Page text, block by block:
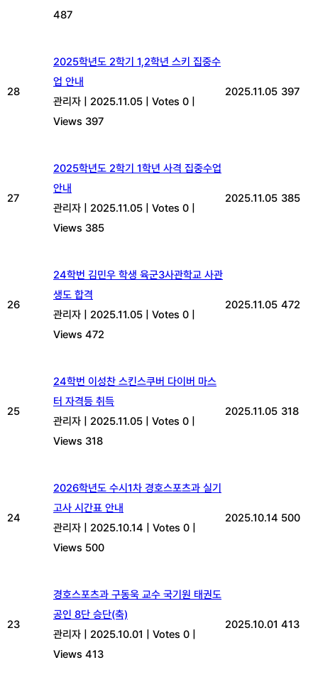
487
28
2025학년도 2학기 1,2학년 스키 집중수
업 안내
관리자
2025.11.05 Votes 0
Views 397
2025.11.05 397
27
2025학년도 2학기 1학년 사격 집중수업
안내
관리자
2025.11.05 Votes 0
Views 385
2025.11.05 385
26
24학번 김민우 학생 육군3사관학교 사관
생도 합격
관리자
2025.11.05 Votes 0
Views 472
2025.11.05 472
25
24학번 이성찬 스킨스쿠버 다이버 마스
터 자격등 취득
관리자
2025.11.05 Votes 0
Views 318
2025.11.05 318
24
2026학년도 수시1차 경호스포츠과 실기
고사 시간표 안내
관리자
2025.10.14 Votes 0
Views 500
2025.10.14 500
23
경호스포츠과 구동욱 교수 국기원 태권도
공인 8단 승단(축)
관리자
2025.10.01 Votes 0
Views 413
2025.10.01 413